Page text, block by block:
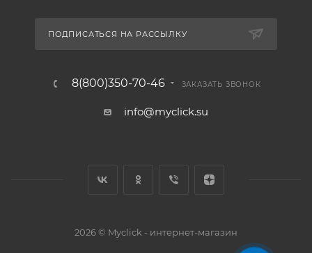
ПОДПИСАТЬСЯ НА РАССЫЛКУ
8(800)350-70-46 ЗАКАЗАТЬ ЗВОНОК
info@myclick.su
2026 © Myclick - интернет-магазин